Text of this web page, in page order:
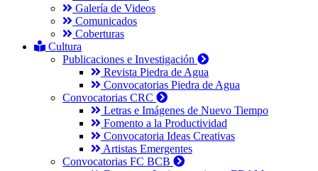
Galería de Videos
Comunicados
Coberturas
Cultura
Publicaciones e Investigación
Revista Piedra de Agua
Convocatorias Piedra de Agua
Convocatorias CRC
Letras e Imágenes de Nuevo Tiempo
Fomento a la Productividad
Convocatoria Ideas Creativas
Artistas Emergentes
Convocatorias FC BCB